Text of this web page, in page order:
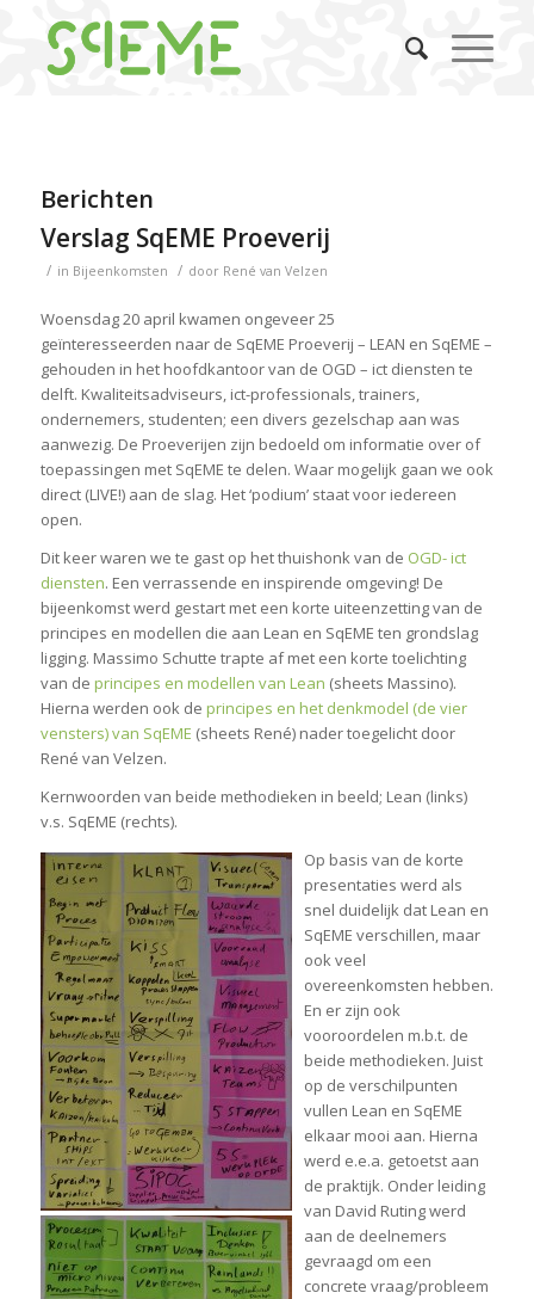
Berichten
Verslag SqEME Proeverij
/ in Bijeenkomsten / door René van Velzen
Woensdag 20 april kwamen ongeveer 25
geïnteresseerden naar de SqEME Proeverij – LEAN en SqEME –
gehouden in het hoofdkantoor van de OGD – ict diensten te
delft. Kwaliteitsadviseurs, ict-professionals, trainers,
ondernemers, studenten; een divers gezelschap aan was
aanwezig. De Proeverijen zijn bedoeld om informatie over of
toepassingen met SqEME te delen. Waar mogelijk gaan we ook
direct (LIVE!) aan de slag. Het ‘podium’ staat voor iedereen
open.
Dit keer waren we te gast op het thuishonk van de OGD- ict
diensten. Een verrassende en inspirende omgeving! De
bijeenkomst werd gestart met een korte uiteenzetting van de
principes en modellen die aan Lean en SqEME ten grondslag
ligging. Massimo Schutte trapte af met een korte toelichting
van de principes en modellen van Lean (sheets Massino).
Hierna werden ook de principes en het denkmodel (de vier
vensters) van SqEME (sheets René) nader toegelicht door
René van Velzen.
Kernwoorden van beide methodieken in beeld; Lean (links)
v.s. SqEME (rechts).
Op basis van de korte
presentaties werd als
snel duidelijk dat Lean en
SqEME verschillen, maar
ook veel
overeenkomsten hebben.
En er zijn ook
vooroordelen m.b.t. de
beide methodieken. Juist
op de verschilpunten
vullen Lean en SqEME
elkaar mooi aan. Hierna
werd e.e.a. getoetst aan
de praktijk. Onder leiding
van David Ruting werd
aan de deelnemers
gevraagd om een
concrete vraag/probleem